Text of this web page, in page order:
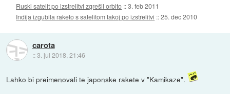
Ruski satelit po izstrelitvi zgrešil orbito ::3. feb 2011
Indija izgubila raketo s satelitom takoj po izstrelitvi ::25. dec 2010
carota
::3. jul 2018, 21:46
Lahko bi preimenovali te japonske rakete v "Kamikaze".